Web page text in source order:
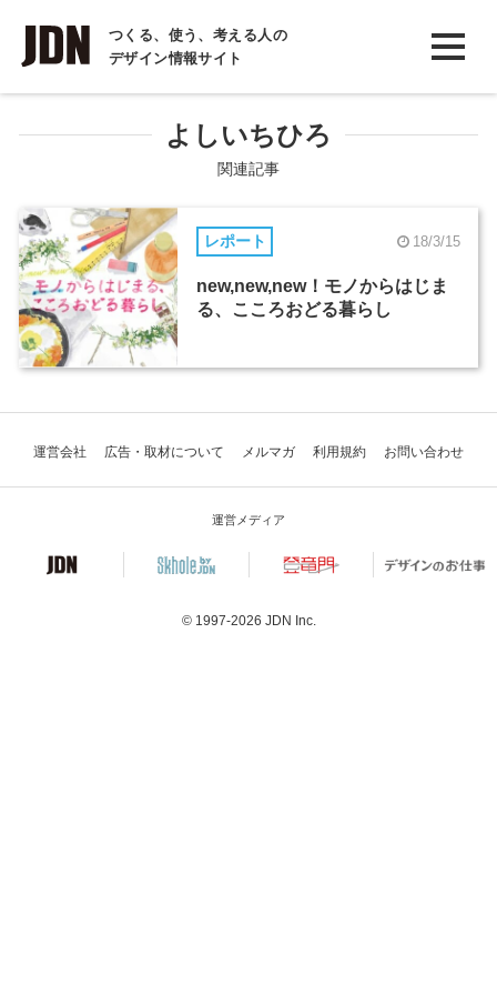
つくる、使う、考える人の
デザイン情報サイト
INTERVIEW
インタビュー
COLUMN
コラム
よしいちひろ
関連記事
レポート 18/3/15
new,new,new！モノからはじま
る、こころおどる暮らし
運営会社 広告・取材について メルマガ 利用規約 お問い合わせ
運営メディア
© 1997-2026 JDN Inc.